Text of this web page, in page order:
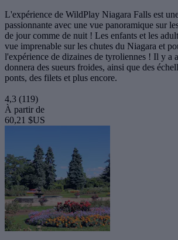
L'expérience de WildPlay Niagara Falls est
passionnante avec une vue panoramique sur
de jour comme de nuit ! Les enfants et les
vue imprenable sur les chutes du Niagara et
l'expérience de dizaines de tyroliennes ! Il y a
donnera des sueurs froides, ainsi que des
ponts, des filets et plus encore.
4,3 (119)
À partir de
60,21 $US